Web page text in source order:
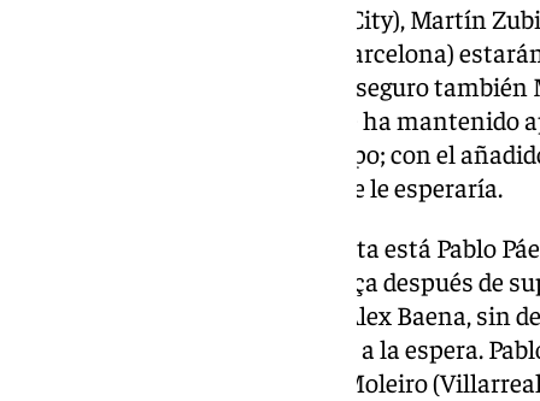
Rodri Hernández (Manchester City), Martín
(PSG) y Pedri y Dani Olmo (FC Barcelona)
para el centro del campo, y casi seguro
que una grave lesión en enero le ha mantenido
pero que, a priori, llegará a tiempo; con el
la Fuente ha dejado entrever que le esperaría.
En la carrera por entrar en la lista está Pablo
las últimas semanas con el Barça después de
interno de la rodilla derecha, y Álex Baena, sin
Atlético de Madrid, se mantiene a la espera.
Soler (Real Sociedad) y Alberto Moleiro